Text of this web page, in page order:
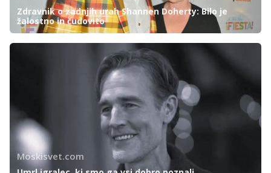
Zdravnik o zadnjih urah Shannen Doherty: Bilo je
žalostno in čudovito
Moskisvet.com